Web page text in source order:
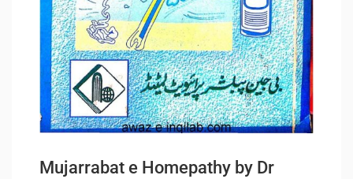
Mujarrabat e Homepathy by Dr